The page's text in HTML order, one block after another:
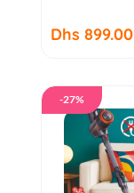
Dhs 899.00
-27%